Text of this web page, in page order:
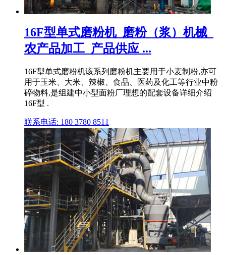
16F型单式磨粉机_磨粉（浆）机械_
农产品加工_产品供应 ...
16F型单式磨粉机该系列磨粉机主要用于小麦制粉,亦可
用于玉米、大米、辣椒、食品、医药及化工等行业中粉
碎物料,是组建中小型面粉厂理想的配套设备详细介绍
16F型 .
联系电话: 180 3780 8511